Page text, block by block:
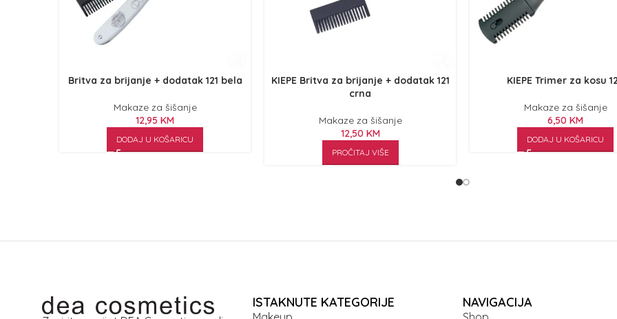
Britva za brijanje + dodatak 121 bela
Makaze za šišanje
12,95 KM
DODAJ U KOŠARICU
KIEPE Britva za brijanje + dodatak 121
crna
Makaze za šišanje
12,50 KM
PROČITAJ VIŠE
KIEPE Trimer za kosu
Makaze za šišanje
6,50 KM
DODAJ U KOŠARICU
ISTAKNUTE KATEGORIJE NAVIGACIJA